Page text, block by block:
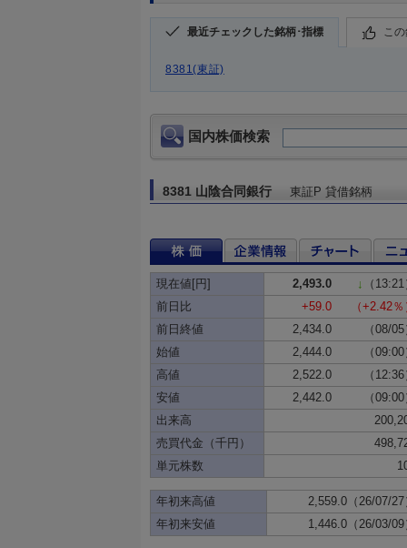
最近チェックした銘柄･指標 こ
8381(東証)